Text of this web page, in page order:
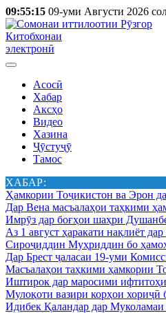
09:55:15 09-уми Августи 2026
Китобхонаи
электронӣ
Асосӣ
Хабар
Аксҳо
Видео
Хазина
Ҷӯстуҷӯ
Тамос
ХАБАР:
Ҳамкории Тоҷикистон ва Эрон
Дар Вена масъалаҳои таҳкими
Имрӯз дар боғҳои шаҳри
Аз 1 август ҳаракати нақлиёт
Сироҷиддин Муҳриддин бо
Дар Брест ҷаласаи 19-уми
Масъалаҳои таҳкими ҳамкории
Иштирок дар маросими
Мулоқоти вазири корҳои
Идибек Қаландар дар